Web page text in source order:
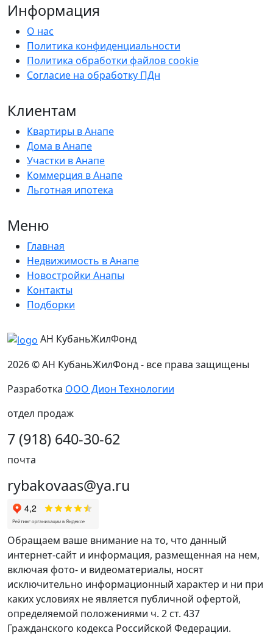
Информация
О нас
Политика конфиденциальности
Политика обработки файлов cookie
Согласие на обработку ПДн
Клиентам
Квартиры в Анапе
Дома в Анапе
Участки в Анапе
Коммерция в Анапе
Льготная ипотека
Меню
Главная
Недвижимость в Анапе
Новостройки Анапы
Контакты
Подборки
АН КубаньЖилФонд
2026 © АН КубаньЖилФонд - все права защищены
Разработка ООО Дион Технологии
отдел продаж
7 (918) 640-30-62
почта
rybakovaas@ya.ru
Обращаем ваше внимание на то, что данный
интернет-сайт и информация, размещенная на нем,
включая фото- и видеоматериалы, носят
исключительно информационный характер и ни при
каких условиях не является публичной офертой,
определяемой положениями ч. 2 ст. 437
Гражданского кодекса Российской Федерации.